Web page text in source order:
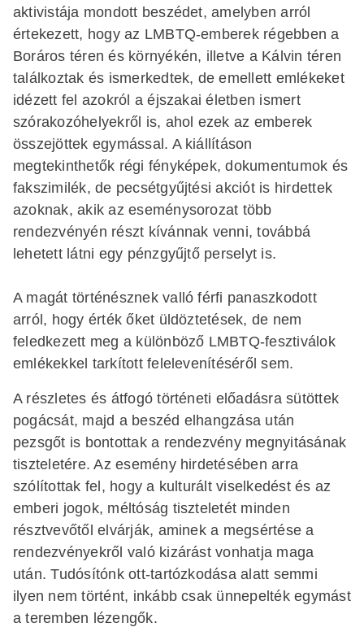
aktivistája mondott beszédet, amelyben arról
értekezett, hogy az LMBTQ-emberek régebben a
Boráros téren és környékén, illetve a Kálvin téren
találkoztak és ismerkedtek, de emellett emlékeket
idézett fel azokról a éjszakai életben ismert
szórakozóhelyekről is, ahol ezek az emberek
összejöttek egymással. A kiállításon
megtekinthetők régi fényképek, dokumentumok és
fakszimilék, de pecsétgyűjtési akciót is hirdettek
azoknak, akik az eseménysorozat több
rendezvényén részt kívánnak venni, továbbá
lehetett látni egy pénzgyűjtő perselyt is.
A magát történésznek valló férfi panaszkodott
arról, hogy érték őket üldöztetések, de nem
feledkezett meg a különböző LMBTQ-fesztiválok
emlékekkel tarkított felelevenítéséről sem.
A részletes és átfogó történeti előadásra sütöttek
pogácsát, majd a beszéd elhangzása után
pezsgőt is bontottak a rendezvény megnyitásának
tiszteletére. Az esemény hirdeté­sében arra
szólítottak fel, hogy a kulturált viselkedést és az
emberi jogok, méltóság tiszteletét minden
résztvevőtől elvárják, aminek a megsértése a
rendezvényekről való kizárást vonhatja maga
után. Tudósítónk ott-tartózkodása alatt semmi
ilyen nem történt, inkább csak ünnepelték egymást
a teremben lézengők.